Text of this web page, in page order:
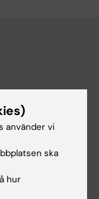
använder vi
ska
hur